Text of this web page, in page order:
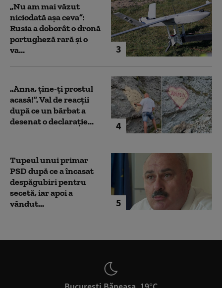
3
„Nu am mai văzut
niciodată așa ceva”:
Rusia a doborât o dronă
portugheză rară și o
va...
4
„Anna, ţine-ţi prostul
acasă!”. Val de reacții
după ce un bărbat a
desenat o declarație...
5
Tupeul unui primar
PSD după ce a încasat
despăgubiri pentru
secetă, iar apoi a
vândut...